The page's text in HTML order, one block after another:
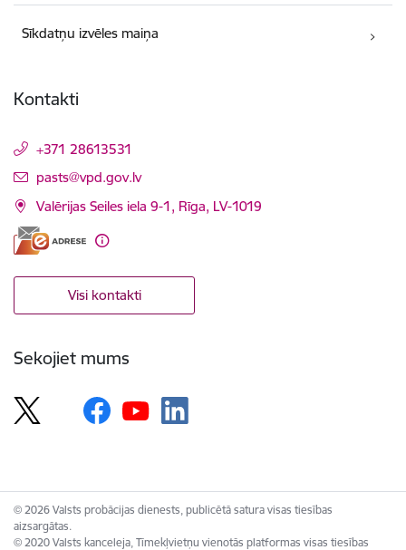
Sīkdatņu izvēles maiņa
Kontakti
+371 28613531
E-pasts:
pasts@vpd.gov.lv
Valērijas Seiles iela 9-1, Rīga, LV-1019
Visi kontakti
Sekojiet mums
© 2026 Valsts probācijas dienests, publicētā satura visas tiesības
aizsargātas.
© 2020 Valsts kanceleja, Tīmekļvietņu vienotās platformas visas tiesības